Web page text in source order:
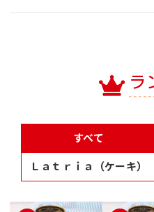
ラ
すべて
Ｌａｔｒｉａ（ケーキ）